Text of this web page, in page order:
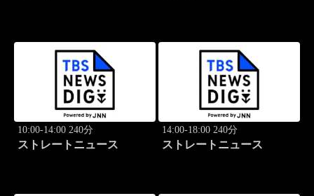
10:00-14:00 240分
ストレートニュース
14:00-18:00 240分
ストレートニュース